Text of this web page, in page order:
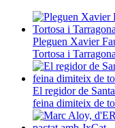
Pleguen Xavier
Tortosa i
El regidor de
feina dimiteix de